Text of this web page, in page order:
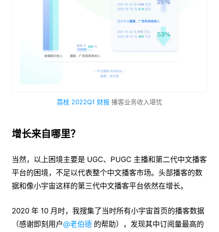
荔枝 2022Q1 财报 播客业务收入堪忧
增长来自哪里？
当然，以上困境主要是 UGC、PUGC 主播和第二代中文播客
平台的困境，不足以代表整个中文播客市场。头部播客的数
据和像小宇宙这样的第三代中文播客平台依然在增长。
2020 年 10 月时，我搜集了当时所有小宇宙首页的播客数据
（感谢即刻用户@老伯德 的帮助），发现其中订阅量最高的